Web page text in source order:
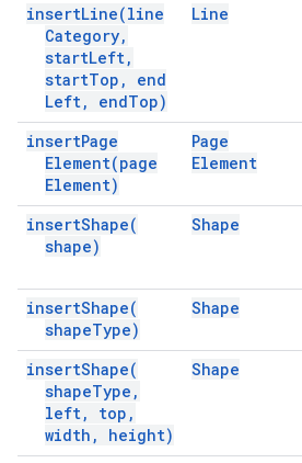
insertLine(line
Category,
startLeft,
startTop ,
end
Left, endTop)
Line
insertPage
Element(page
Element)
Page
Element
insertShape(
shape)
Shape
insertShape(
shapeType)
Shape
insertShape(
shapeType ,
left, top ,
width , height)
Shape